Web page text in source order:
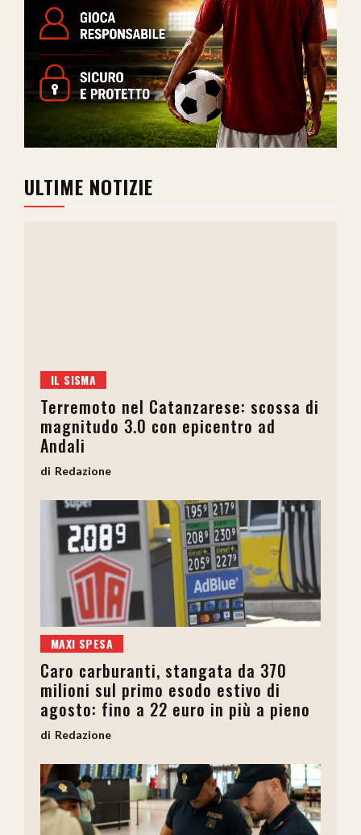
ULTIME NOTIZIE
IL SISMA
Terremoto nel Catanzarese: scossa di
magnitudo 3.0 con epicentro ad
Andali
Redazione
MAXI SPESA
Caro carburanti, stangata da 370
milioni sul primo esodo estivo di
agosto: fino a 22 euro in più a pieno
Redazione